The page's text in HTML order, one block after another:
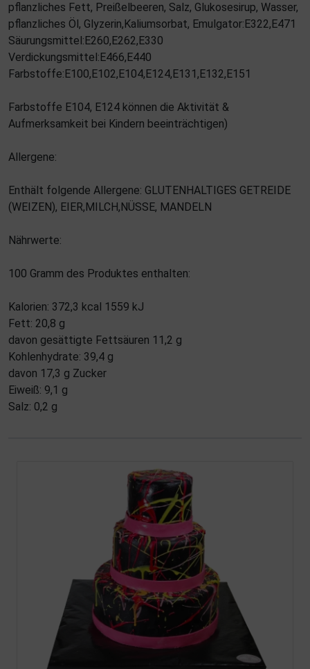
pflanzliches Fett, Preißelbeeren, Salz, Glukosesirup, Wasser,
pflanzliches Öl, Glyzerin,Kaliumsorbat, Emulgator:E322,E471
Säurungsmittel:E260,E262,E330
Verdickungsmittel:E466,E440
Farbstoffe:E100,E102,E104,E124,E131,E132,E151
Farbstoffe E104, E124 können die Aktivität &
Aufmerksamkeit bei Kindern beeinträchtigen)
Allergene:
Enthält folgende Allergene: GLUTENHALTIGES GETREIDE
(WEIZEN), EIER,MILCH,NÜSSE, MANDELN
Nährwerte:
100 Gramm des Produktes enthalten:
Kalorien: 372,3 kcal 1559 kJ
Fett: 20,8 g
davon gesättigte Fettsäuren 11,2 g
Kohlenhydrate: 39,4 g
davon 17,3 g Zucker
Eiweiß: 9,1 g
Salz: 0,2 g